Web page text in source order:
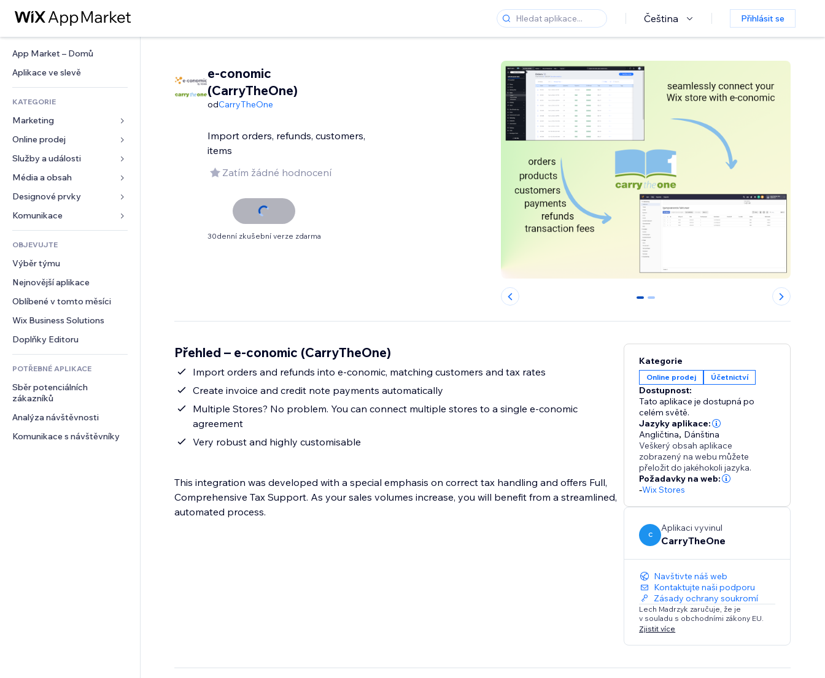
Čeština Přihlásit se
App Market – Domů
Aplikace ve slevě
KATEGORIE
Marketing
Reklamy
Mobilní zařízení
Analytika
Výpisy webu
E‑mail
Online prodej
Aplikace pro obchody
Doprava a doručení
Tlačítka pro prodej
Účetnictví
Kupóny a věrnostní programy
Skladování
Jídlo a nápoje
Služby a události
Ubytování
Události
Restaurace
Nemovitosti
Rezervace
Média a obsah
Galerie
Hudba
Podcasty
Fotografie
Video
PDF
Sdílení souborů
Novinky
Designové prvky
Mapy a navigace
Soukromí a bezpečnost
Hodiny
Šablony stránek
Efekty pro obrázky
Tlačítka a nabídky
Bannery a odznaky
Kalkulačky
Vyhledávání
Počasí
Tabulky a grafy
Formuláře
Ankety
Chat
Komentáře
Telefon
Komunita
Reference a recenze
CRM
OBJEVUJTE
Výběr týmu
Nejnovější aplikace
Oblíbené v tomto měsíci
Wix Business Solutions
Doplňky Editoru
POTŘEBNÉ APLIKACE
Sběr potenciálních
zákazníků
Analýza návštěvnosti
Komunikace s návštěvníky
e-conomic
(CarryTheOne)
odCarryTheOne
Import orders, refunds, customers,
items
Zatím žádné hodnocení
30denní zkušební verze zdarma
0 1
Přehled – e-conomic (CarryTheOne)
Import orders and refunds into e-conomic, matching customers and tax rates
Create invoice and credit note payments automatically
Multiple Stores? No problem. You can connect multiple stores to a single e-conomic
agreement
Very robust and highly customisable
This integration was developed with a special emphasis on correct tax handling and offers Full,
Comprehensive Tax Support. As your sales volumes increase, you will benefit from a streamlined,
automated process.
Kategorie
Online prodej Účetnictví
Dostupnost:
Tato aplikace je dostupná po
celém světě.
Jazyky aplikace:
Angličtina, Dánština
Veškerý obsah aplikace
zobrazený na webu můžete
přeložit do jakéhokoli jazyka.
Požadavky na web:
-Wix Stores
C
Aplikaci vyvinul
CarryTheOne
Navštivte náš web
Kontaktujte naši podporu
Zásady ochrany soukromí
Lech Madrzyk zaručuje, že je
v souladu s obchodními zákony EU.
Zjistit více